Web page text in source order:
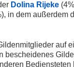
Dolina Rijeke
in dem außerdem
auf